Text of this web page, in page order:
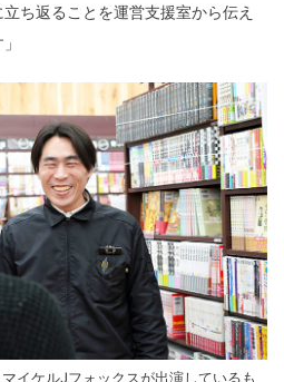
ち返ることを運営支援室から伝え
イケルJフォックスが出演しているも